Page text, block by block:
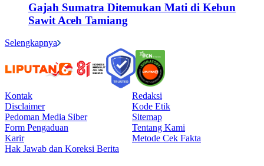
Gajah Sumatra Ditemukan Mati di Kebun
Sawit Aceh Tamiang
Selengkapnya
Kontak
Redaksi
Disclaimer
Kode Etik
Pedoman Media Siber
Sitemap
Form Pengaduan
Tentang Kami
Karir
Metode Cek Fakta
Hak Jawab dan Koreksi Berita